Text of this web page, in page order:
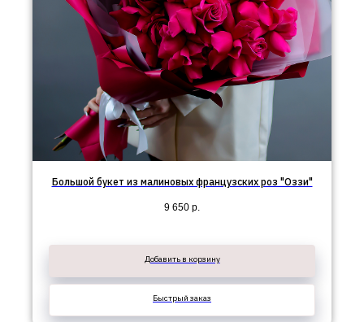
Большой букет из малиновых французских роз "Оззи"
9 650 р.
Добавить в корзину
Быстрый заказ